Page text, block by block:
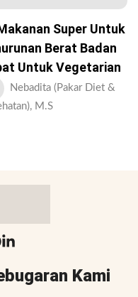
Super Untuk
Berat Badan
Untuk Vegetarian
Nebadita (Pakar Diet &
M.S
Kami